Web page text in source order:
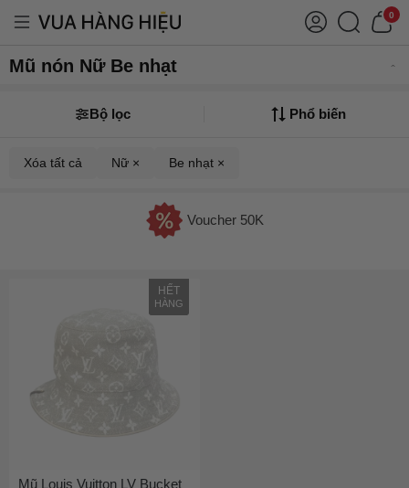
0
Mũ nón Nữ Be nhạt
Bộ lọc Phổ biến
Xóa tất cả Nữ × Be nhạt ×
Voucher 50K
HẾT
HÀNG
Mũ Louis Vuitton LV Bucket